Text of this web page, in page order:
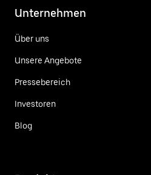
Unternehmen
Über uns
Unsere Angebote
Pressebereich
Investoren
Blog